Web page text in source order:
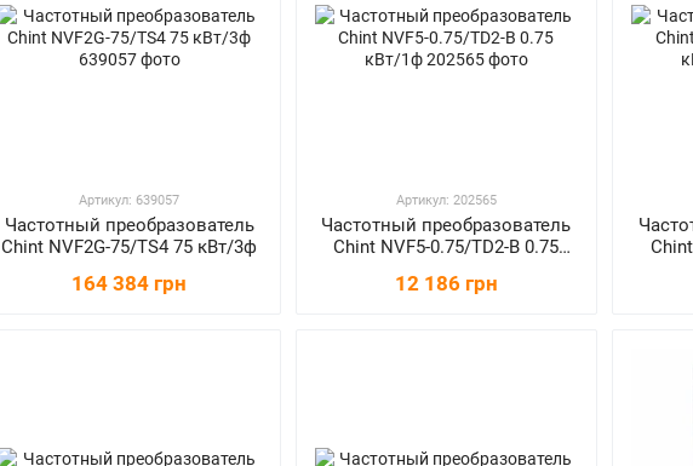
Артикул: 639057
Частотный преобразователь
Chint NVF2G-75/TS4 75 кВт/3ф
164 384 грн
Артикул: 202565
Частотный преобразователь
Chint NVF5-0.75/TD2-B 0.75
12 186 грн